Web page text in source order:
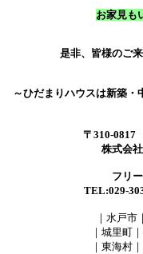
お家見も
是非、皆様のご
～ひだまりハウスは新築・
〒310-0817
株式会
フリ
TEL:029-
｜水戸市
｜城里町
｜東海村